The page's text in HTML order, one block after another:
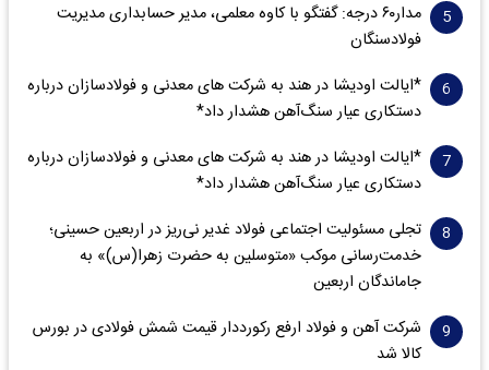
مدار‌۶٠ درجه: گفتگو با کاوه معلمی، مدیر حسابداری مدیریت
فولادسنگان
*ایالت اودیشا در هند به شرکت های معدنی و فولادسازان درباره
دستکاری عیار سنگ‌آهن هشدار داد*
*ایالت اودیشا در هند به شرکت های معدنی و فولادسازان درباره
دستکاری عیار سنگ‌آهن هشدار داد*
تجلی مسئولیت اجتماعی فولاد غدیر نی‌ریز در اربعین حسینی؛
خدمت‌رسانی موکب «متوسلین به حضرت زهرا(س)» به
جاماندگان اربعین
شرکت آهن و فولاد ارفع رکورددار قیمت شمش فولادی در بورس
کالا شد